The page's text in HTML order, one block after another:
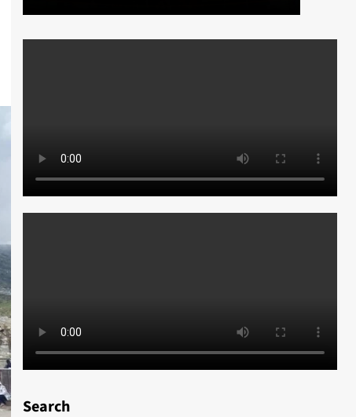
Search